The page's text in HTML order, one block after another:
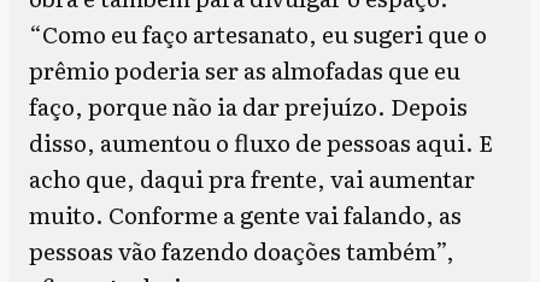
“Como eu faço artesanato, eu sugeri que o
prêmio poderia ser as almofadas que eu
faço, porque não ia dar prejuízo. Depois
disso, aumentou o fluxo de pessoas aqui. E
acho que, daqui pra frente, vai aumentar
muito. Conforme a gente vai falando, as
pessoas vão fazendo doações também”,